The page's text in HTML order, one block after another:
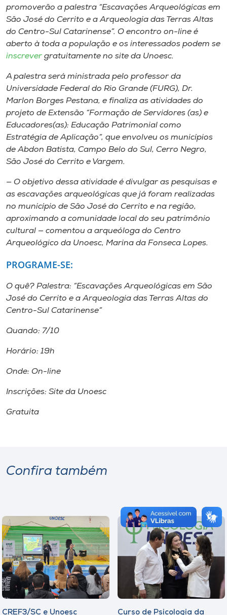
Selecione
A+
promoverão a palestra “Escavações Arqueológicas em
São José do Cerrito e a Arqueologia das Terras Altas
do Centro-Sul Catarinense”. O encontro on-line é
aberto à toda a população e os interessados podem se
inscrever gratuitamente no site da Unoesc.
A palestra será ministrada pelo professor da
Universidade Federal do Rio Grande (FURG), Dr.
Marlon Borges Pestana, e finaliza as atividades do
projeto de Extensão “Formação de Servidores (as) e
Educadores(as): Educação Patrimonial como
Estratégia de Aplicação”, que envolveu os municípios
de Abdon Batista, Campo Belo do Sul, Cerro Negro,
São José do Cerrito e Vargem.
— O objetivo dessa atividade é divulgar as pesquisas e
as escavações arqueológicas que já foram realizadas
no município de São José do Cerrito e na região,
aproximando a comunidade local do seu patrimônio
cultural — comentou a arqueóloga do Centro
Arqueológico da Unoesc, Marina da Fonseca Lopes.
PROGRAME-SE:
O quê? Palestra: “Escavações Arqueológicas em São
José do Cerrito e a Arqueologia das Terras Altas do
Centro-Sul Catarinense”
Quando: 7/10
Horário: 19h
Onde: On-line
Inscrições: Site da Unoesc
Gratuita
Confira também
CREF3/SC e Unoesc Curso de Psicologia da